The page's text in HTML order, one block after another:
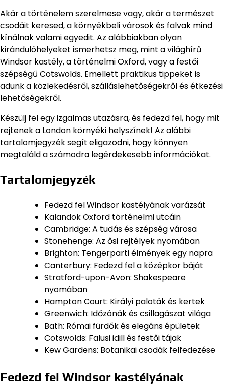
Akár a történelem szerelmese vagy, akár a természet
csodáit keresed, a környékbeli városok és falvak mind
kínálnak valami egyedit. Az alábbiakban olyan
kirándulóhelyeket ismerhetsz meg, mint a világhírű
Windsor kastély, a történelmi Oxford, vagy a festői
szépségű Cotswolds. Emellett praktikus tippeket is
adunk a közlekedésről, szálláslehetőségekről és étkezési
lehetőségekről.
Készülj fel egy izgalmas utazásra, és fedezd fel, hogy mit
rejtenek a London környéki helyszínek! Az alábbi
tartalomjegyzék segít eligazodni, hogy könnyen
megtaláld a számodra legérdekesebb információkat.
Tartalomjegyzék
Fedezd fel Windsor kastélyának varázsát
Kalandok Oxford történelmi utcáin
Cambridge: A tudás és szépség városa
Stonehenge: Az ősi rejtélyek nyomában
Brighton: Tengerparti élmények egy napra
Canterbury: Fedezd fel a középkor báját
Stratford-upon-Avon: Shakespeare
nyomában
Hampton Court: Királyi paloták és kertek
Greenwich: Időzónák és csillagászat világa
Bath: Római fürdők és elegáns épületek
Cotswolds: Falusi idill és festői tájak
Kew Gardens: Botanikai csodák felfedezése
Fedezd fel Windsor kastélyának